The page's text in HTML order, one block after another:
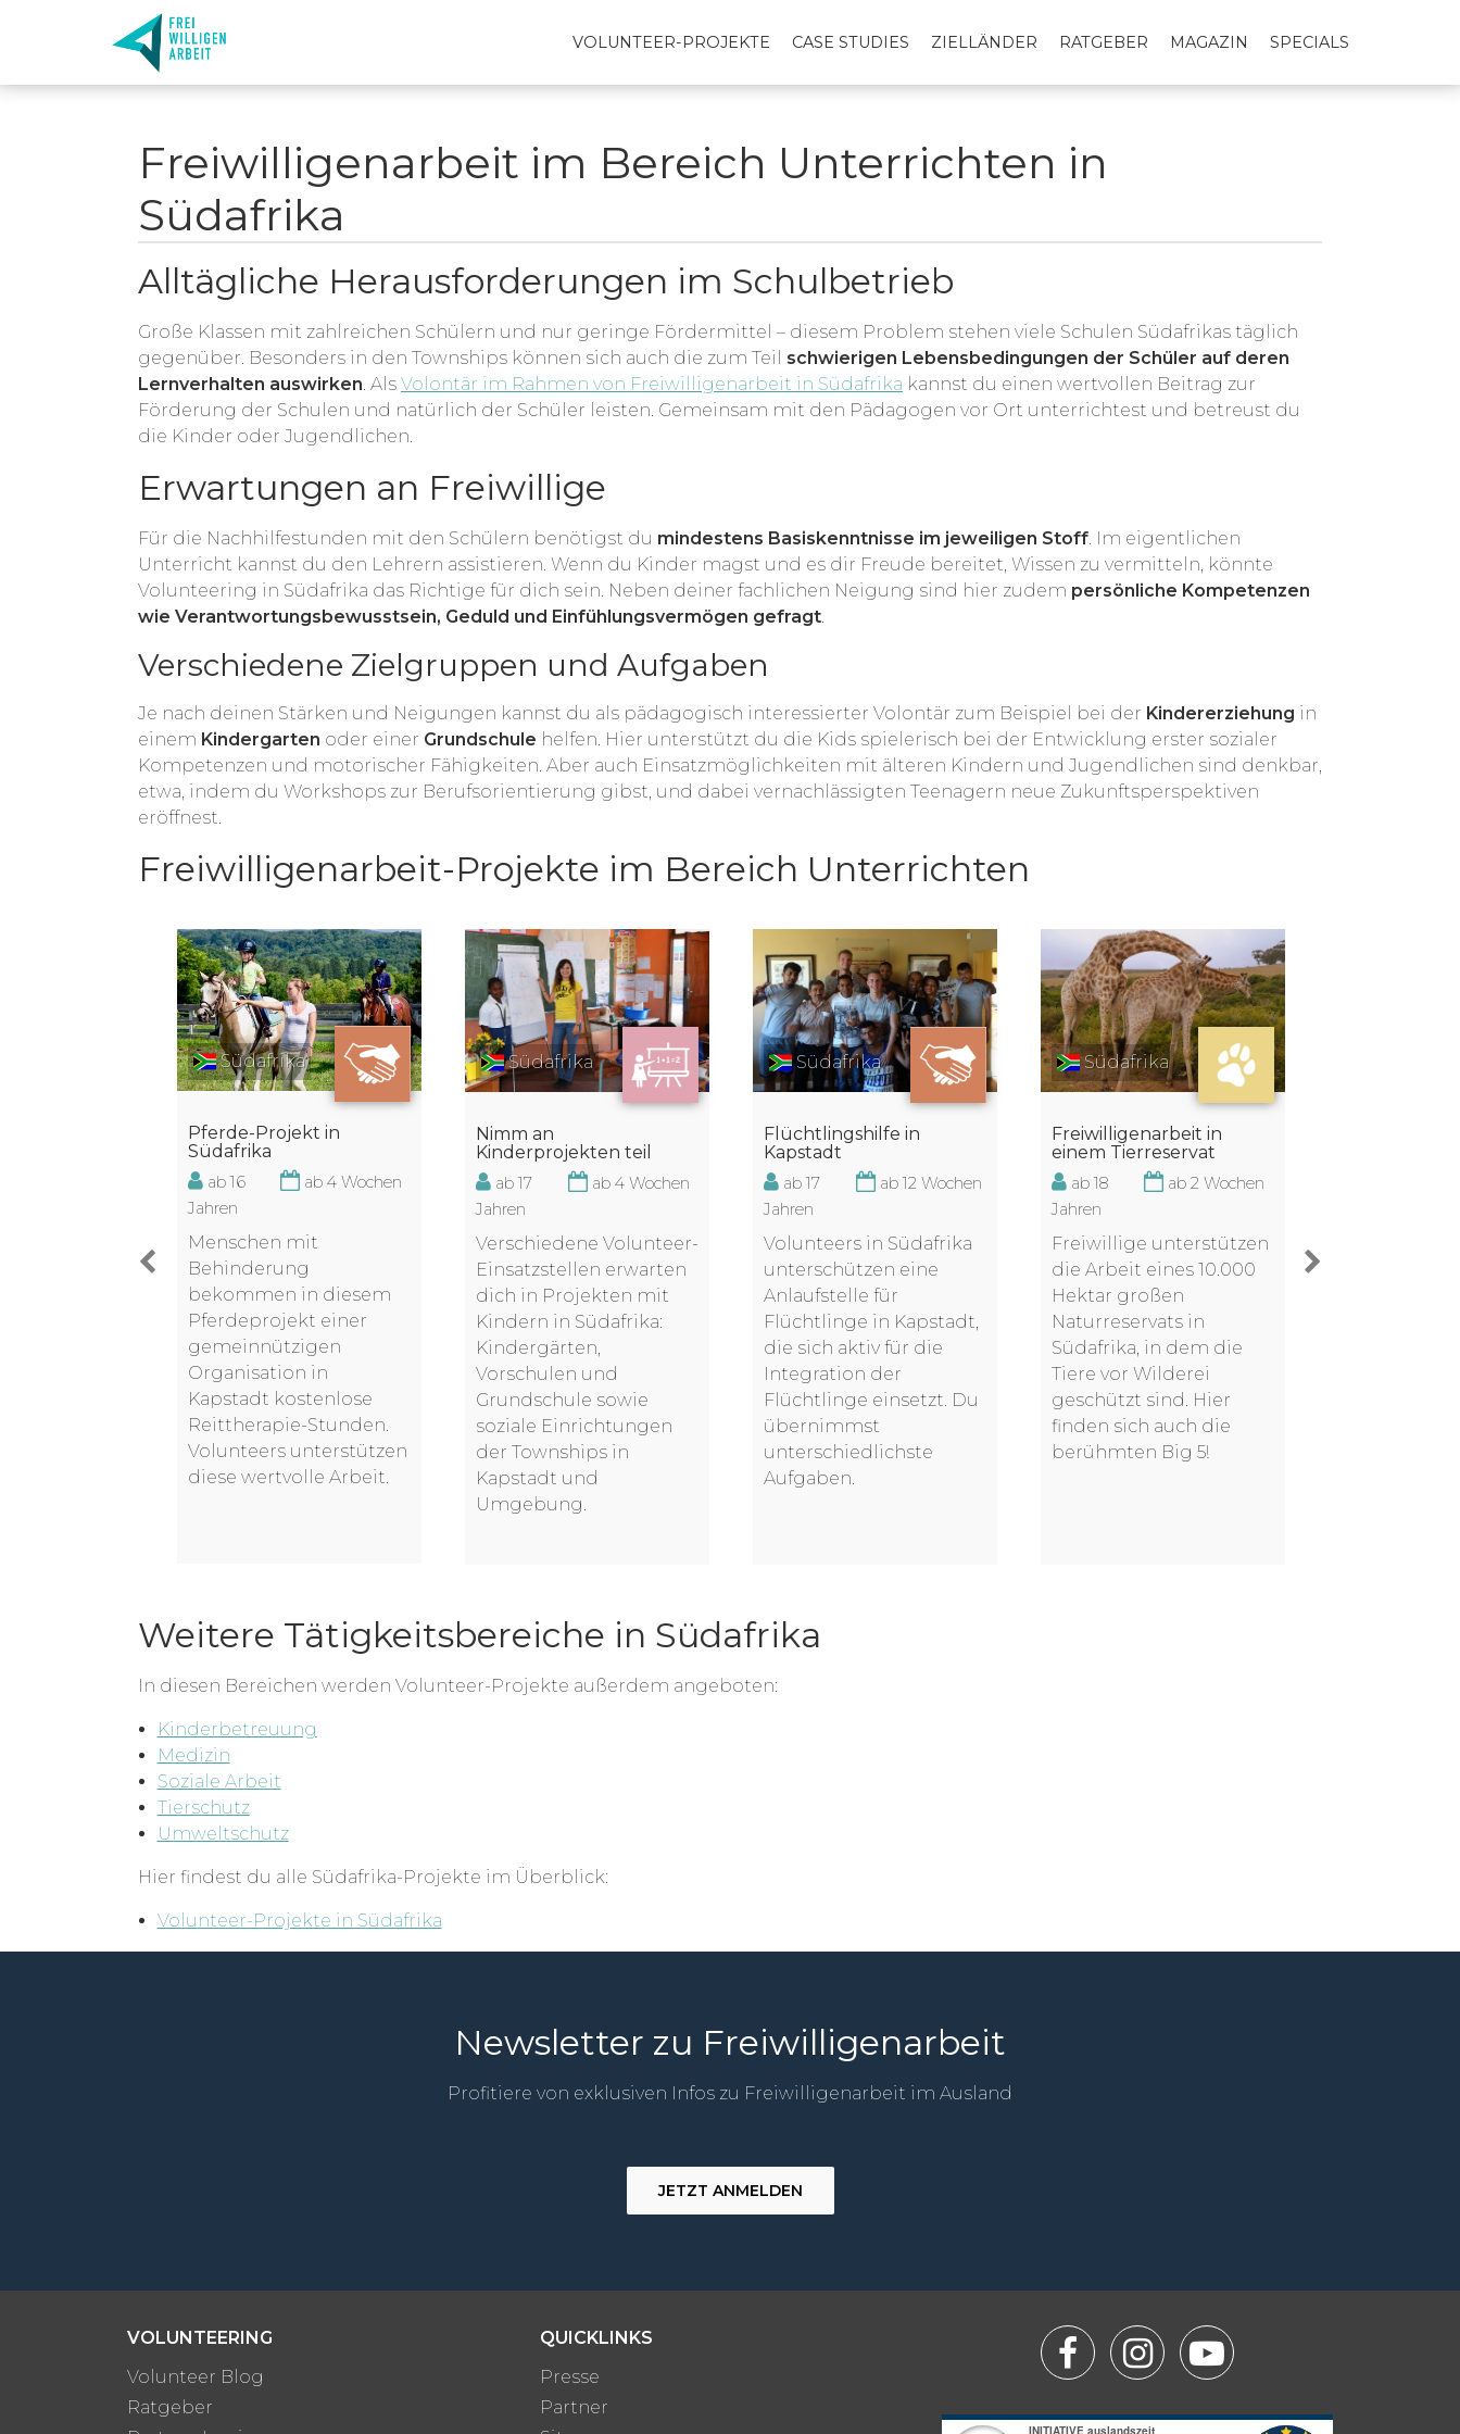
VOLUNTEER-PROJEKTE CASE STUDIES ZIELLÄNDER RATGEBER MAGAZIN SPECIALS
Freiwilligenarbeit im Bereich Unterrichten in
Südafrika
Alltägliche Herausforderungen im Schulbetrieb
Große Klassen mit zahlreichen Schülern und nur geringe Fördermittel – diesem Problem stehen viele Schulen Südafrikas täglich
gegenüber. Besonders in den Townships können sich auch die zum Teil schwierigen Lebensbedingungen der Schüler auf deren
Lernverhalten auswirken. Als Volontär im Rahmen von Freiwilligenarbeit in Südafrika kannst du einen wertvollen Beitrag zur
Förderung der Schulen und natürlich der Schüler leisten. Gemeinsam mit den Pädagogen vor Ort unterrichtest und betreust du
die Kinder oder Jugendlichen.
Erwartungen an Freiwillige
Für die Nachhilfestunden mit den Schülern benötigst du mindestens Basiskenntnisse im jeweiligen Stoff. Im eigentlichen
Unterricht kannst du den Lehrern assistieren. Wenn du Kinder magst und es dir Freude bereitet, Wissen zu vermitteln, könnte
Volunteering in Südafrika das Richtige für dich sein. Neben deiner fachlichen Neigung sind hier zudem persönliche Kompetenzen
wie Verantwortungsbewusstsein, Geduld und Einfühlungsvermögen gefragt.
Verschiedene Zielgruppen und Aufgaben
Je nach deinen Stärken und Neigungen kannst du als pädagogisch interessierter Volontär zum Beispiel bei der Kindererziehung in
einem Kindergarten oder einer Grundschule helfen. Hier unterstützt du die Kids spielerisch bei der Entwicklung erster sozialer
Kompetenzen und motorischer Fähigkeiten. Aber auch Einsatzmöglichkeiten mit älteren Kindern und Jugendlichen sind denkbar,
etwa, indem du Workshops zur Berufsorientierung gibst, und dabei vernachlässigten Teenagern neue Zukunftsperspektiven
eröffnest.
Freiwilligenarbeit-Projekte im Bereich Unterrichten
Südafrika
Pferde-Projekt in
Südafrika
ab 16
Jahren
ab 4 Wochen
Menschen mit
Behinderung
bekommen in diesem
Pferdeprojekt einer
gemeinnützigen
Organisation in
Kapstadt kostenlose
Reittherapie-Stunden.
Volunteers unterstützen
diese wertvolle Arbeit.
Südafrika
Nimm an
Kinderprojekten teil
ab 17
Jahren
ab 4 Wochen
Verschiedene Volunteer-
Einsatzstellen erwarten
dich in Projekten mit
Kindern in Südafrika:
Kindergärten,
Vorschulen und
Grundschule sowie
soziale Einrichtungen
der Townships in
Kapstadt und
Umgebung.
Südafrika
Flüchtlingshilfe in
Kapstadt
ab 17
Jahren
ab 12 Wochen
Volunteers in Südafrika
unterschützen eine
Anlaufstelle für
Flüchtlinge in Kapstadt,
die sich aktiv für die
Integration der
Flüchtlinge einsetzt. Du
übernimmst
unterschiedlichste
Aufgaben.
Südafrika
Freiwilligenarbeit in
einem Tierreservat
ab 18
Jahren
ab 2 Wochen
Freiwillige unterstützen
die Arbeit eines 10.000
Hektar großen
Naturreservats in
Südafrika, in dem die
Tiere vor Wilderei
geschützt sind. Hier
finden sich auch die
berühmten Big 5!
Weitere Tätigkeitsbereiche in Südafrika
In diesen Bereichen werden Volunteer-Projekte außerdem angeboten:
Kinderbetreuung
Medizin
Soziale Arbeit
Tierschutz
Umweltschutz
Hier findest du alle Südafrika-Projekte im Überblick:
Volunteer-Projekte in Südafrika
Newsletter zu Freiwilligenarbeit
Profitiere von exklusiven Infos zu Freiwilligenarbeit im Ausland
JETZT ANMELDEN
VOLUNTEERING
Volunteer Blog
Ratgeber
QUICKLINKS
Presse
Partner